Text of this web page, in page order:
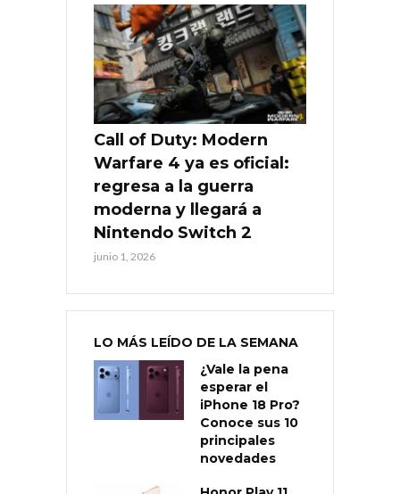
Call of Duty: Modern
Warfare 4 ya es oficial:
regresa a la guerra
moderna y llegará a
Nintendo Switch 2
junio 1, 2026
LO MÁS LEÍDO DE LA SEMANA
¿Vale la pena
esperar el
iPhone 18 Pro?
Conoce sus 10
principales
novedades